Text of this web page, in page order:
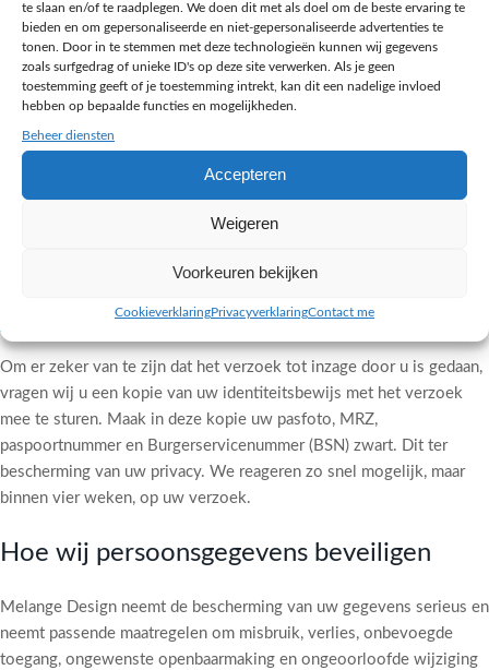
te slaan en/of te raadplegen. We doen dit met als doel om de beste ervaring te
bieden en om gepersonaliseerde en niet-gepersonaliseerde advertenties te
tonen. Door in te stemmen met deze technologieën kunnen wij gegevens
zoals surfgedrag of unieke ID's op deze site verwerken. Als je geen
toestemming geeft of je toestemming intrekt, kan dit een nadelige invloed
hebben op bepaalde functies en mogelijkheden.
Beheer diensten
Accepteren
Weigeren
Voorkeuren bekijken
CookieverklaringPrivacyverklaringContact me
Gegevens inzien, aanpassen of
verwijderen
of te verwijderen. Daarnaast heeft u het recht om uw eventuele
toestemming voor de gegevensverwerking in te trekken of bezwaar
te maken tegen de verwerking van uw persoonsgegevens. U heeft
ook het recht op gegevensoverdraagbaarheid.
U kunt een verzoek tot inzage, correctie, verwijdering of
Om er zeker van te zijn dat het verzoek tot inzage door u is gedaan,
vragen wij u een kopie van uw identiteitsbewijs met het verzoek
mee te sturen. Maak in deze kopie uw pasfoto, MRZ,
paspoortnummer en Burgerservicenummer (BSN) zwart. Dit ter
bescherming van uw privacy. We reageren zo snel mogelijk, maar
binnen vier weken, op uw verzoek.
Hoe wij persoonsgegevens beveiligen
Melange Design neemt de bescherming van uw gegevens serieus en
neemt passende maatregelen om misbruik, verlies, onbevoegde
toegang, ongewenste openbaarmaking en ongeoorloofde wijziging